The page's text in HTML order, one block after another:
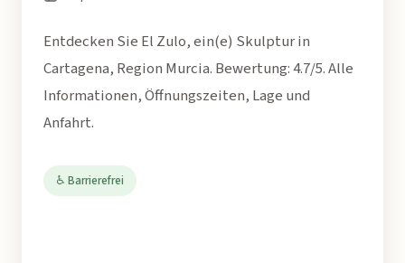
Entdecken Sie El Zulo, ein(e) Skulptur in
Cartagena, Region Murcia. Bewertung: 4.7/5. Alle
Informationen, Öffnungszeiten, Lage und
Anfahrt.
♿ Barrierefrei